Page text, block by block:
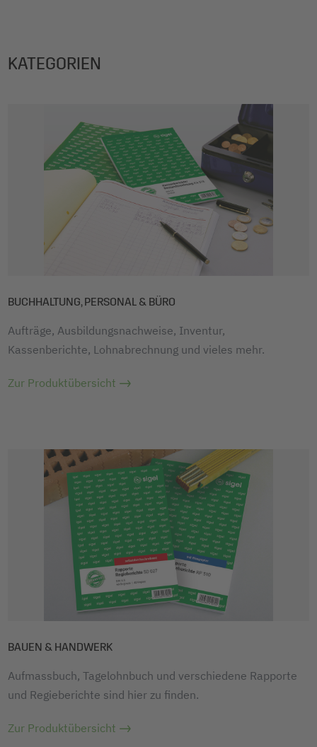
KATEGORIEN
BUCHHALTUNG, PERSONAL & BÜRO
Aufträge, Ausbildungsnachweise, Inventur,
Kassenberichte, Lohnabrechnung und vieles mehr.
Zur Produktübersicht
BAUEN & HANDWERK
Aufmassbuch, Tagelohnbuch und verschiedene Rapporte
und Regieberichte sind hier zu finden.
Zur Produktübersicht